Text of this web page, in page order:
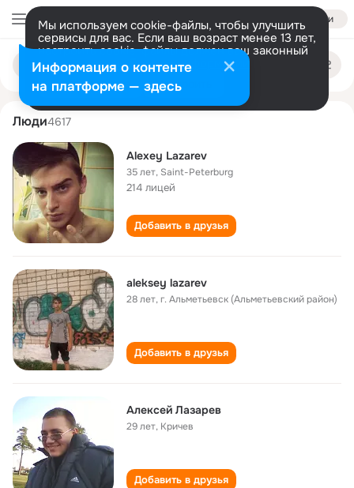
Войти
Мы используем cookie-файлы, чтобы улучшить
сервисы для вас. Если ваш возраст менее 13 лет,
настроить cookie-файлы должен ваш законный
представитель. Больше информации
Разрешить все Настроить
Поиск
людям
aleksey lazarev
Люди4617
Alexey Lazarev
35 лет, Saint-Peterburg
214 лицей
Добавить в друзья
aleksey lazarev
28 лет,г. Альметьевск (Альметьевский район)
Добавить в друзья
Алексей Лазарев
29 лет, Кричев
Добавить в друзья
Информация о контенте
на платформе — здесь